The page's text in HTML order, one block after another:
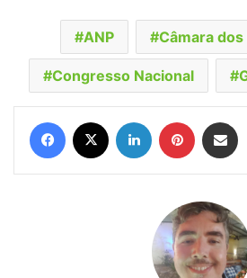
ANP Câmara
Congresso Nacional
Facebook Linkedin Pinterest